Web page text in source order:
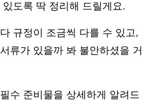
도록 딱 정리해 드릴게요.
규정이 조금씩 다를 수 있고,
류가 있을까 봐 불안하셨을 거
수 준비물을 상세하게 알려드